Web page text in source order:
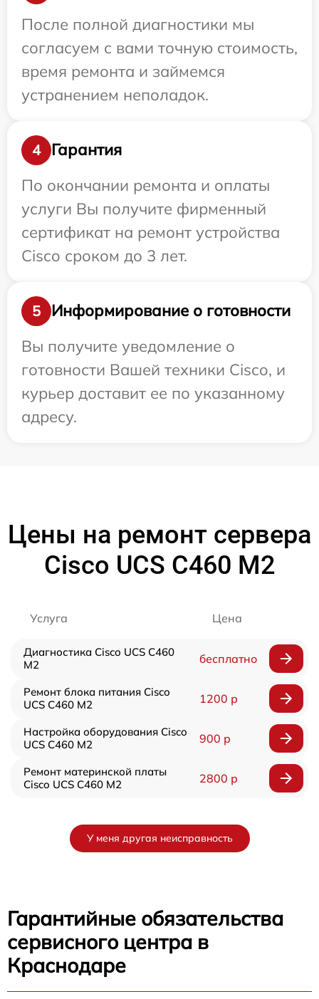
После полной диагностики мы
согласуем с вами точную стоимость,
время ремонта и займемся
устранением неполадок.
4
Гарантия
По окончании ремонта и оплаты
услуги Вы получите фирменный
сертификат на ремонт устройства
Cisco сроком до 3 лет.
5
Информирование о готовности
Вы получите уведомление о
готовности Вашей техники Cisco, и
курьер доставит ее по указанному
адресу.
Цены на ремонт сервера
Cisco UCS C460 M2
Услуга Цена
Диагностика Cisco UCS C460
M2
бесплатно
Ремонт блока питания Cisco
UCS C460 M2
1200 р
Настройка оборудования Cisco
UCS C460 M2
900 р
Ремонт материнской платы
Cisco UCS C460 M2
2800 р
У меня другая неисправность
Гарантийные обязательства
сервисного центра в
Краснодаре